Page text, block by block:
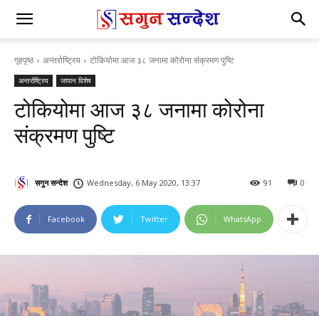
गृहपृष्ठ अन्तर्राष्ट्रिय टोकियोमा आज ३८ जनामा कोरोना संक्रमण पुष्टि
अन्तर्राष्ट्रिय जापान विशेष
टोकियोमा आज ३८ जनामा कोरोना
संक्रमण पुष्टि
सगुन सन्देश Wednesday, 6 May 2020, 13:37 0
91
Facebook Twitter WhatsApp